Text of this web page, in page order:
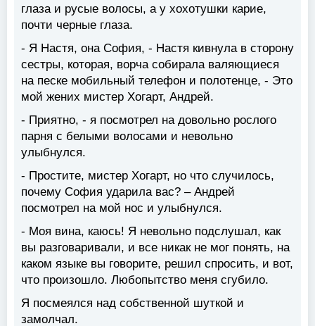
глаза и русые волосы, а у хохотушки карие,
почти черные глаза.
- Я Настя, она София, - Настя кивнула в сторону
сестры, которая, ворча собирала валяющиеся
на песке мобильный телефон и полотенце, - Это
мой жених мистер Хогарт, Андрей.
- Приятно, - я посмотрел на довольно рослого
парня с белыми волосами и невольно
улыбнулся.
- Простите, мистер Хогарт, но что случилось,
почему София ударила вас? – Андрей
посмотрел на мой нос и улыбнулся.
- Моя вина, каюсь! Я невольно подслушал, как
вы разговаривали, и все никак не мог понять, на
каком языке вы говорите, решил спросить, и вот,
что произошло. Любопытство меня сгубило.
Я посмеялся над собственной шуткой и
замолчал.